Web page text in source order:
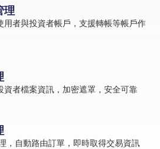
理
用者與投資者帳戶，支援轉帳等帳戶作
資者檔案資訊，加密遮罩，安全可靠
，自動路由訂單，即時取得交易資訊